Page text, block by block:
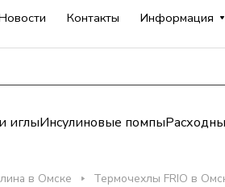
Контакты Информация
иглыИнсулиновые помпы
в Омске Термочехлы FRIO в